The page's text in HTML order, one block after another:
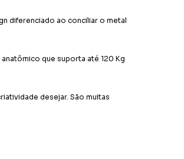
diferenciado ao conciliar o metal
que suporta até 120 Kg
desejar. São muitas